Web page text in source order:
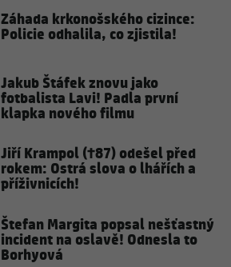
Záhada krkonošského cizince:
Policie odhalila, co zjistila!
Jakub Štáfek znovu jako
fotbalista Lavi! Padla první
klapka nového filmu
Jiří Krampol (†87) odešel před
rokem: Ostrá slova o lhářích a
příživnicích!
Štefan Margita popsal nešťastný
incident na oslavě! Odnesla to
Borhyová